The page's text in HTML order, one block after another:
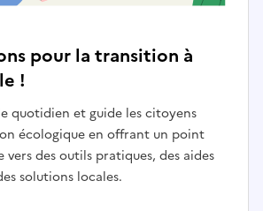
pour la transition à
!
quotidien et guide les citoyens
écologique en offrant un point
vers des outils pratiques, des aides
solutions locales.